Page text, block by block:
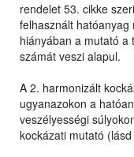
rendelet 53. cikke
felhasznált
hiányában a mutató a
számát veszi alapul.
A 2. harmonizált
ugyanazokon a
veszélyességi
kockázati mutató